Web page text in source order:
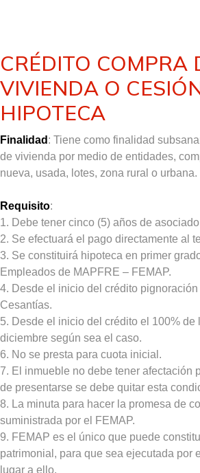
CRÉDITO COMPRA
VIVIENDA O
HIPOTECA
Finalidad : Tiene como finalidad
de vivienda por medio de entidades,
nueva, usada, lotes, zona rural o urbana.
Requisito:
1. Debe tener cinco (5) años de
2. Se efectuará el pago directamente al
3. Se constituirá hipoteca en primer
Empleados de MAPFRE – FEMAP.
4. Desde el inicio del crédito
Cesantías.
5. Desde el inicio del crédito el 100% de
diciembre según sea el caso.
6. No se presta para cuota inicial.
7. El inmueble no debe tener afectación
de presentarse se debe quitar esta
8. La minuta para hacer la promesa de
suministrada por el FEMAP.
9. FEMAP es el único que puede
patrimonial, para que sea ejecutada por
lugar a ello.
p.m.